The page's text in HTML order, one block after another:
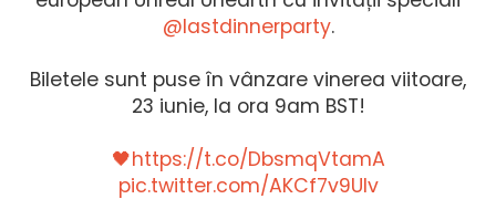
@lastdinnerparty.
Biletele sunt puse în vânzare vinerea viitoare,
23 iunie, la ora 9am BST!
🖤https://t.co/DbsmqVtamA
pic.twitter.com/AKCf7v9Ulv